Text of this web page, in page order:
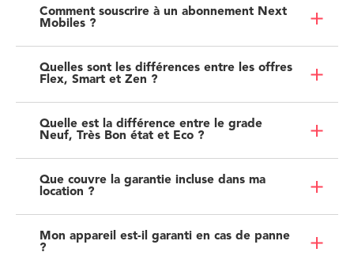
Comment souscrire à un abonnement Next
Mobiles ?
Quelles sont les différences entre les offres
Flex, Smart et Zen ?
Quelle est la différence entre le grade
Neuf, Très Bon état et Eco ?
Que couvre la garantie incluse dans ma
location ?
Mon appareil est-il garanti en cas de panne
?